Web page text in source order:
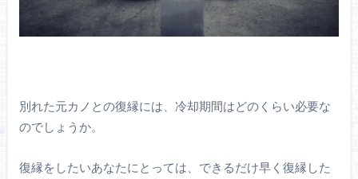
別れた元カノとの復縁には、冷却期間はどのくらい必要な
のでしょうか。
復縁をしたいあなたにとっては、できるだけ早く復縁した